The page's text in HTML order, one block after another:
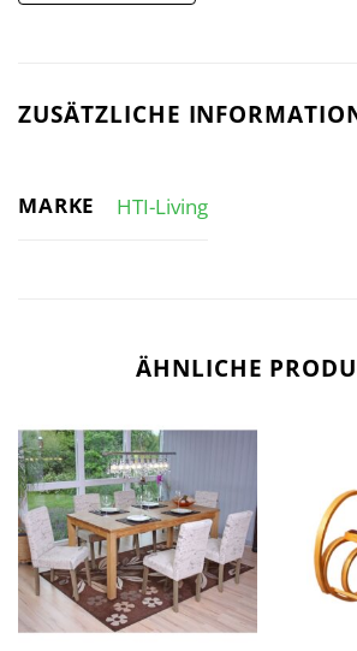
ZUSÄTZLICHE
MARKE HTI-Living
ÄHNLICHE